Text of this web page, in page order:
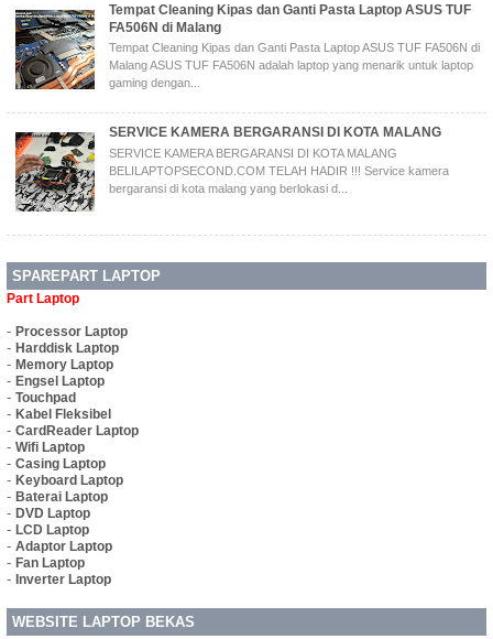
Tempat Cleaning Kipas dan Ganti Pasta Laptop ASUS TUF
FA506N di Malang
Tempat Cleaning Kipas dan Ganti Pasta Laptop ASUS TUF FA506N di
Malang ASUS TUF FA506N adalah laptop yang menarik untuk laptop
gaming dengan...
SERVICE KAMERA BERGARANSI DI KOTA MALANG
SERVICE KAMERA BERGARANSI DI KOTA MALANG
BELILAPTOPSECOND.COM TELAH HADIR !!! Service kamera
bergaransi di kota malang yang berlokasi d...
SPAREPART LAPTOP
Part Laptop
- Processor Laptop
- Harddisk Laptop
- Memory Laptop
- Engsel Laptop
- Touchpad
- Kabel Fleksibel
- CardReader Laptop
- Wifi Laptop
- Casing Laptop
- Keyboard Laptop
- Baterai Laptop
- DVD Laptop
- LCD Laptop
- Adaptor Laptop
- Fan Laptop
- Inverter Laptop
WEBSITE LAPTOP BEKAS